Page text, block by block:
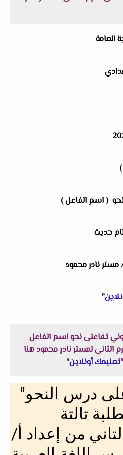
العامة
نحو ( اسم الفاعل )
مستر نادر محمود
"
تفاعلى نحو اسم الفاعل
الثانى لمستر نادر محمود هنا
تعليمك أونلاين"